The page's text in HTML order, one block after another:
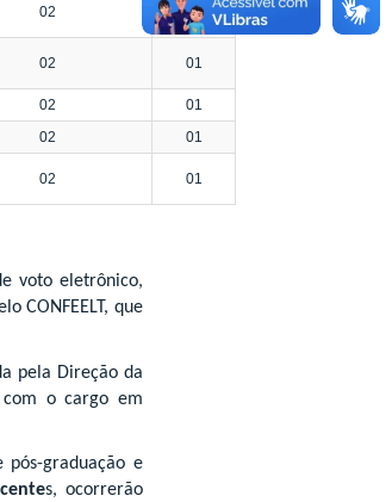
02 01
02 01
02
01
02 01
02 01
voto eletrônico,
CONFEELT, que
pela Direção da
com o cargo em
pós-graduação e
s, ocorrerão